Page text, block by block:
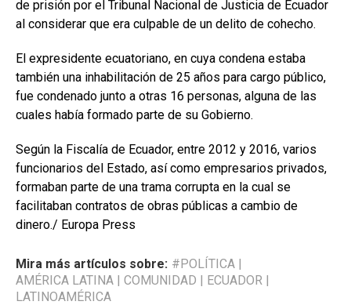
de prisión por el Tribunal Nacional de Justicia de Ecuador
al considerar que era culpable de un delito de cohecho.
El expresidente ecuatoriano, en cuya condena estaba
también una inhabilitación de 25 años para cargo público,
fue condenado junto a otras 16 personas, alguna de las
cuales había formado parte de su Gobierno.
Según la Fiscalía de Ecuador, entre 2012 y 2016, varios
funcionarios del Estado, así como empresarios privados,
formaban parte de una trama corrupta en la cual se
facilitaban contratos de obras públicas a cambio de
dinero./ Europa Press
Mira más artículos sobre: #POLÍTICA |
AMÉRICA LATINA | COMUNIDAD | ECUADOR |
LATINOAMÉRICA